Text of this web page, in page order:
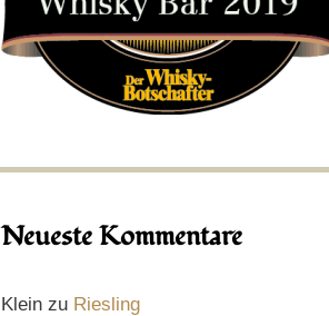
Neueste Kommentare
Klein zu Riesling